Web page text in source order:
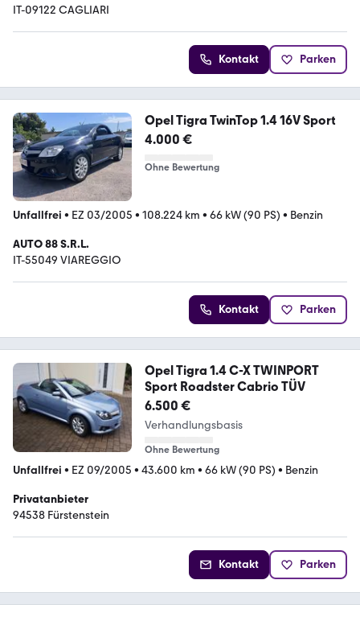
IT-09122 CAGLIARI
Kontakt Parken
Opel Tigra TwinTop 1.4 16V Sport
4.000 €
Ohne Bewertung
Unfallfrei • EZ 03/2005 • 108.224 km • 66 kW (90 PS) • Benzin
AUTO 88 S.R.L.
IT-55049 VIAREGGIO
Kontakt Parken
Opel Tigra 1.4 C-X TWINPORT
Sport Roadster Cabrio TÜV
6.500 €
Verhandlungsbasis
Ohne Bewertung
Unfallfrei • EZ 09/2005 • 43.600 km • 66 kW (90 PS) • Benzin
Privatanbieter
94538 Fürstenstein
Kontakt Parken